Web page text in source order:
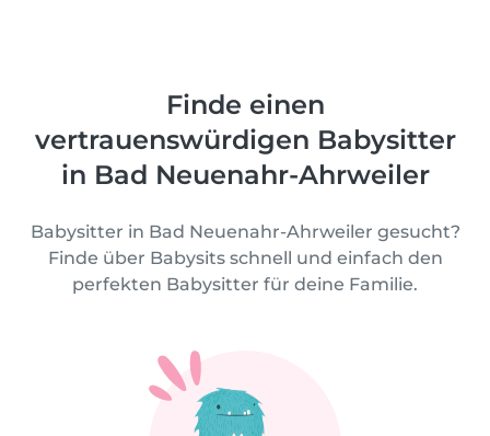
Finde einen
vertrauenswürdigen Babysitter
in Bad Neuenahr-Ahrweiler
Babysitter in Bad Neuenahr-Ahrweiler gesucht?
Finde über Babysits schnell und einfach den
perfekten Babysitter für deine Familie.